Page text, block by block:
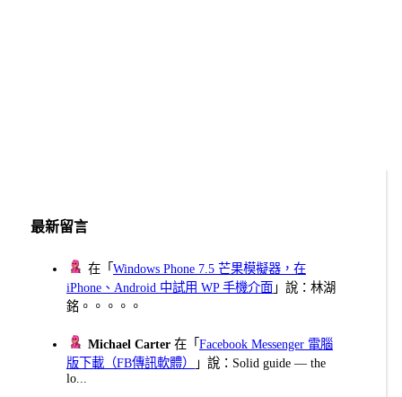
最新留言
在「Windows Phone 7.5 芒果模擬器，在
iPhone、Android 中試用 WP 手機介面 」說：林湖
銘。。。。。
Michael Carter 在「Facebook Messenger 電腦
版下載（FB傳訊軟體）
」說：Solid guide — the
lo...